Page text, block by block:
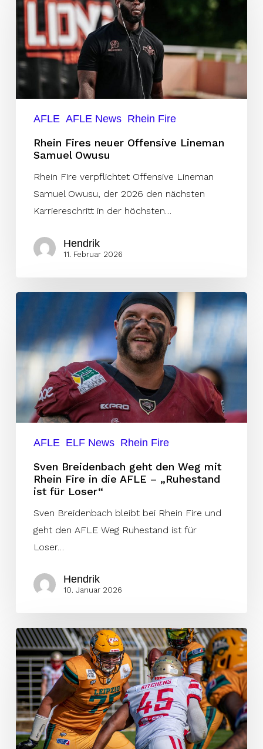
neuer
Offensive
Lineman
Samuel
Owusu
AFLE AFLE News Rhein Fire
Rhein Fires neuer Offensive Lineman
Samuel Owusu
Rhein Fire verpflichtet Offensive Lineman
Samuel Owusu, der 2026 den nächsten
Karriereschritt in der höchsten…
Hendrik
11. Februar 2026
den
Rhein
Fire
AFLE
AFLE ELF News Rhein Fire
Sven Breidenbach geht den Weg mit
Rhein Fire in die AFLE – „Ruhestand
ist für Loser“
Sven Breidenbach bleibt bei Rhein Fire und
geht den AFLE Weg Ruhestand ist für
Loser…
Hendrik
10. Januar 2026
Deutscher
O-
Liner
aus
der
ELF
im